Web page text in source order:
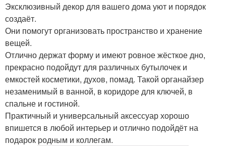
Эксклюзивный декор для вашего дома уют и порядок
создаёт.
Они помогут организовать пространство и хранение
вещей.
Отлично держат форму и имеют ровное жёсткое дно,
прекрасно подойдут для различных бутылочек и
емкостей косметики, духов, помад. Такой органайзер
незаменимый в ванной, в коридоре для ключей, в
спальне и гостиной.
Практичный и универсальный аксессуар хорошо
впишется в любой интерьер и отлично подойдёт на
подарок родным и коллегам.